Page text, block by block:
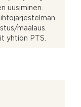
uusiminen.
maalaus.
yhtiön PTS.